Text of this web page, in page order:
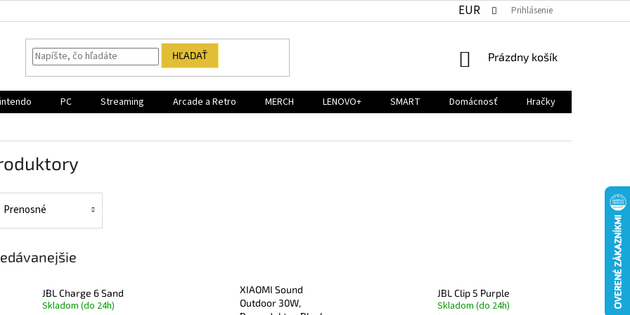
EUR Prihlásenie
HĽADAŤ
NÁKUPNÝ
Prázdny košík
PC Streaming Arcade a Retro MERCH LENOVO+ SMART Domácnosť
Hračky
Prenosné
JBL Charge 6 Sand
Skladom (do 24h)
XIAOMI Sound
Outdoor 30W,
JBL Clip 5 Purple
Skladom (do 24h)